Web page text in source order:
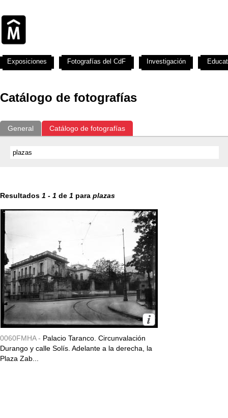
Catálogo de fotografías
General Catálogo de fotografías
Resultados 1 - 1 de 1 para plazas
0060FMHA - Palacio Taranco. Circunvalación
Durango y calle Solís. Adelante a la derecha, la
Plaza Zab...
Exposiciones Fotografías del CdF Investigación